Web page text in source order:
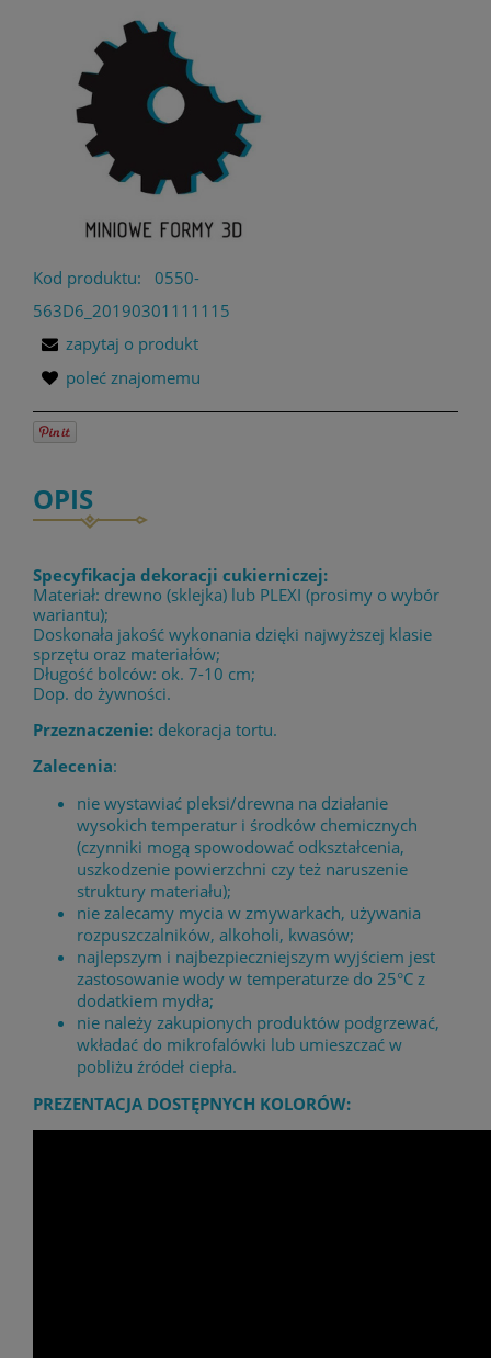
Kod produktu:
0550-
563D6_20190301111115
zapytaj o produkt
poleć znajomemu
OPIS
Specyfikacja dekoracji cukierniczej:
Materiał: drewno (sklejka) lub PLEXI (prosimy o wybór
wariantu);
Doskonała jakość wykonania dzięki najwyższej klasie
sprzętu oraz materiałów;
Długość bolców: ok. 7-10 cm;
Dop. do żywności.
Przeznaczenie: dekoracja tortu.
Zalecenia:
nie wystawiać pleksi/drewna na działanie
wysokich temperatur i środków chemicznych
(czynniki mogą spowodować odkształcenia,
uszkodzenie powierzchni czy też naruszenie
struktury materiału);
nie zalecamy mycia w zmywarkach, używania
rozpuszczalników, alkoholi, kwasów;
najlepszym i najbezpieczniejszym wyjściem jest
zastosowanie wody w temperaturze do 25°C z
dodatkiem mydła;
nie należy zakupionych produktów podgrzewać,
wkładać do mikrofalówki lub umieszczać w
pobliżu źródeł ciepła.
PREZENTACJA DOSTĘPNYCH KOLORÓW: